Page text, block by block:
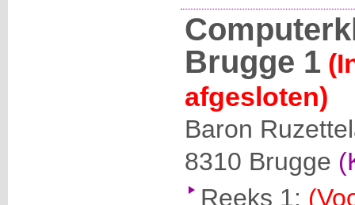
Brugge 1
afgesloten)
Baron
8310 Brugge
Reeks 1: